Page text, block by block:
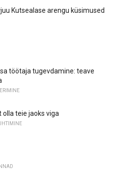
Kutsealase arengu küsimused
töötaja tugevdamine: teave
olla teie jaoks viga